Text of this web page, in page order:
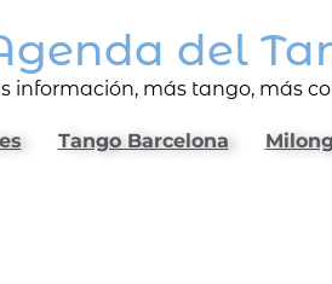
del
información, más tango, más
Tango Barcelona